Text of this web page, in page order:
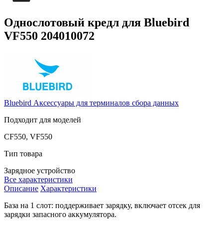
Однослотовый кредл для Bluebird
VF550 204010072
Bluebird Аксессуары для терминалов сбора данных
Подходит для моделей
CF550, VF550
Тип товара
Зарядное устройство
Все характеристики
Описание Характеристики
База на 1 слот: поддерживает зарядку, включает отсек для
зарядки запасного аккумулятора.